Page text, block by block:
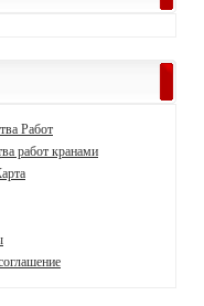
Работ
работ кранами